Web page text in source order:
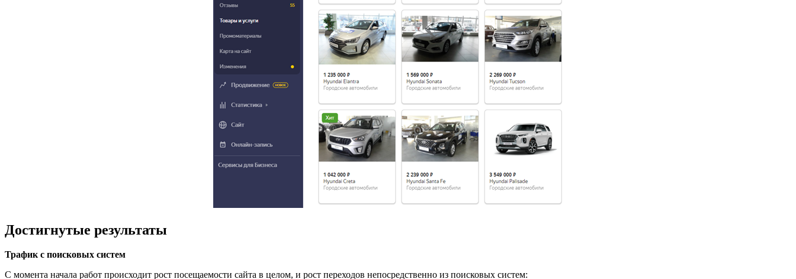
Достигнутые результаты
Трафик с поисковых систем
С момента начала работ происходит рост посещаемости сайта в целом, и рост переходов непосредственно из поисковых систем: